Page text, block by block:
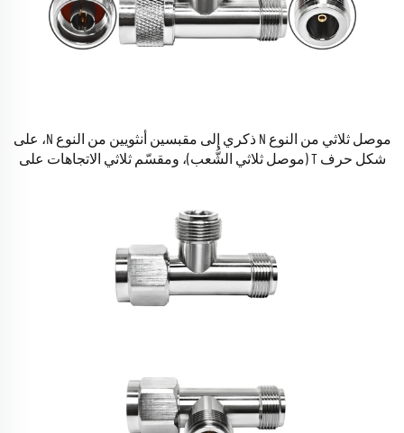
موصل ثلاثي من النوع N ذكري إلى مقبسين أنثويين من النوع N، على
شكل حرف T (موصل ثلاثي الشُّعب)، ومقسّم ثلاثي الاتجاهات على